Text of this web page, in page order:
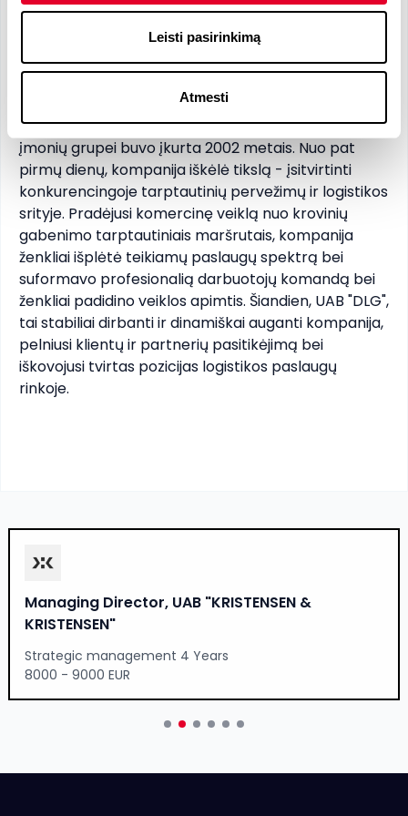
Leisti pasirinkimą
Atmesti
UAB "DLG", priklausanti "DLG LOGISTICS GROUP"
įmonių grupei buvo įkurta 2002 metais. Nuo pat
pirmų dienų, kompanija iškėlė tikslą - įsitvirtinti
konkurencingoje tarptautinių pervežimų ir logistikos
srityje. Pradėjusi komercinę veiklą nuo krovinių
gabenimo tarptautiniais maršrutais, kompanija
ženkliai išplėtė teikiamų paslaugų spektrą bei
suformavo profesionalią darbuotojų komandą bei
ženkliai padidino veiklos apimtis. Šiandien, UAB "DLG",
tai stabiliai dirbanti ir dinamiškai auganti kompanija,
pelniusi klientų ir partnerių pasitikėjimą bei
iškovojusi tvirtas pozicijas logistikos paslaugų
rinkoje.
Managing Director, UAB "KRISTENSEN &
KRISTENSEN"
Strategic management 4 Years
8000 - 9000 EUR